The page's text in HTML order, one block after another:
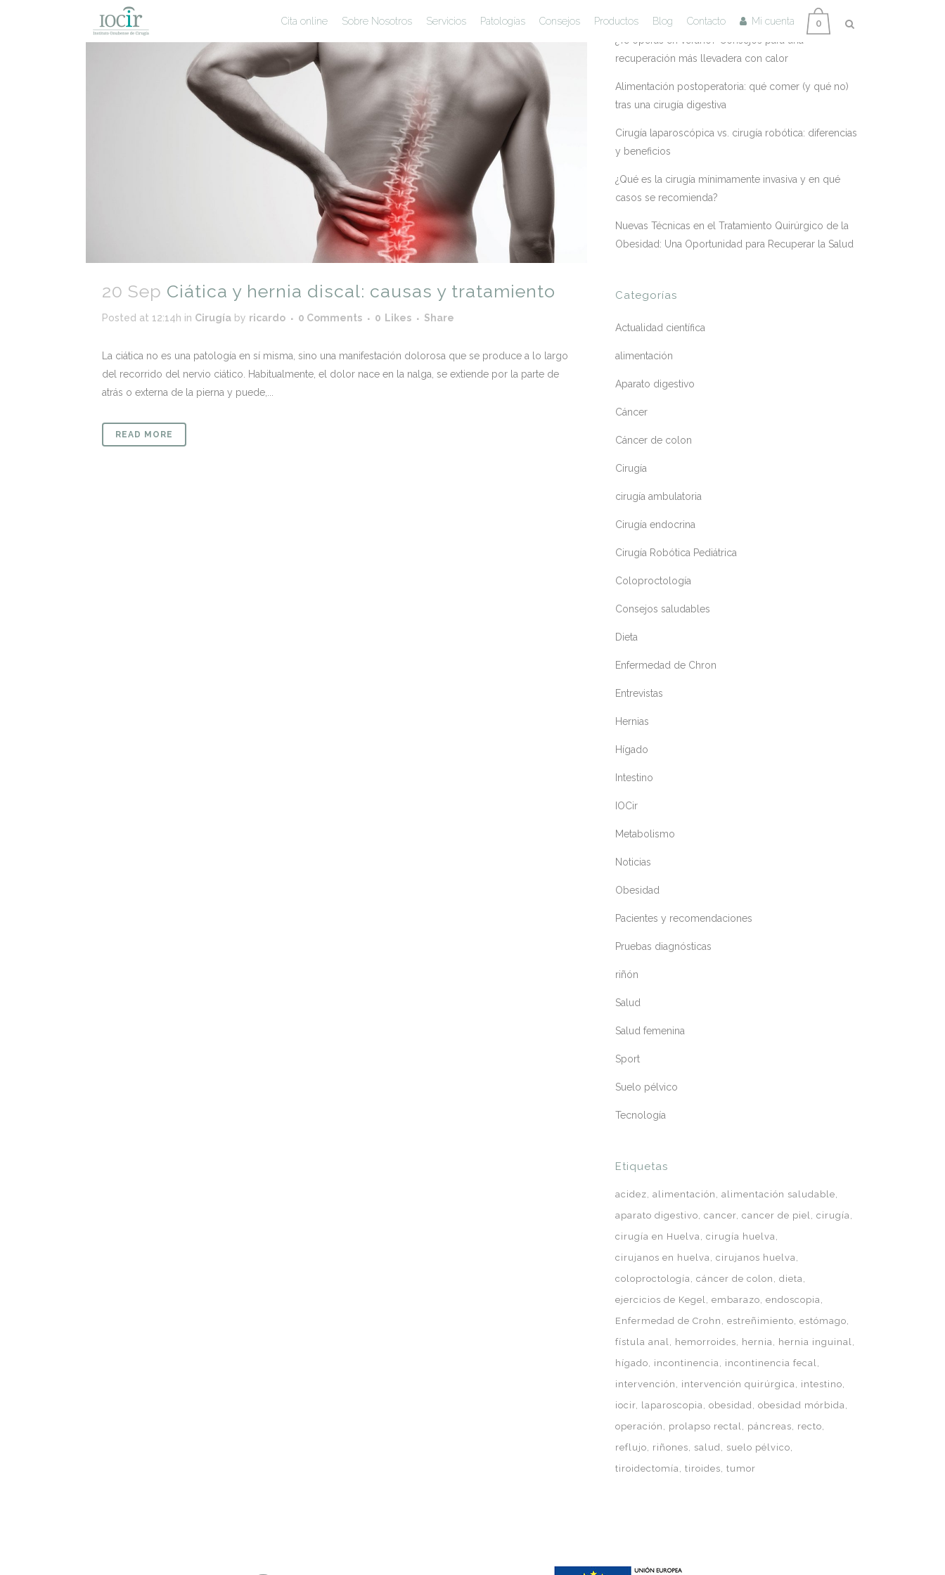
0
Cita online Sobre Nosotros Servicios Patologías Consejos Productos Blog Contacto Mi cuenta
20 Sep Ciática y hernia discal: causas y tratamiento
Posted at 12:14h in Cirugía by ricardo 0 Comments 0 Likes Share
La ciática no es una patología en sí misma, sino una manifestación dolorosa que se produce a lo largo
del recorrido del nervio ciático. Habitualmente, el dolor nace en la nalga, se extiende por la parte de
atrás o externa de la pierna y puede,...
READ MORE
¿Te operas en verano? Consejos para una
recuperación más llevadera con calor
Alimentación postoperatoria: qué comer (y qué no)
tras una cirugía digestiva
Cirugía laparoscópica vs. cirugía robótica: diferencias
y beneficios
¿Qué es la cirugía mínimamente invasiva y en qué
casos se recomienda?
Nuevas Técnicas en el Tratamiento Quirúrgico de la
Obesidad: Una Oportunidad para Recuperar la Salud
Categorías
Actualidad científica
alimentación
Aparato digestivo
Cáncer
Cáncer de colon
Cirugía
cirugía ambulatoria
Cirugía endocrina
Cirugía Robótica Pediátrica
Coloproctología
Consejos saludables
Dieta
Enfermedad de Chron
Entrevistas
Hernias
Hígado
Intestino
IOCir
Metabolismo
Noticias
Obesidad
Pacientes y recomendaciones
Pruebas diagnósticas
riñón
Salud
Salud femenina
Sport
Suelo pélvico
Tecnología
Etiquetas
acidez alimentación
alimentación saludable
aparato digestivo
cancer cancer de piel
cirugía
cirugía en Huelva
cirugía huelva
cirujanos en huelva
cirujanos huelva
coloproctología
cáncer de colon
dieta
ejercicios de Kegel
embarazo
endoscopia
Enfermedad de Crohn
estreñimiento
estómago
fístula anal
hemorroides hernia
hernia inguinal
hígado
incontinencia
incontinencia fecal
intervención
intervención quirúrgica
intestino
iocir laparoscopia obesidad
obesidad mórbida
operación
prolapso rectal páncreas
recto
reflujo
riñones salud
suelo pélvico
tiroidectomía
tiroides tumor